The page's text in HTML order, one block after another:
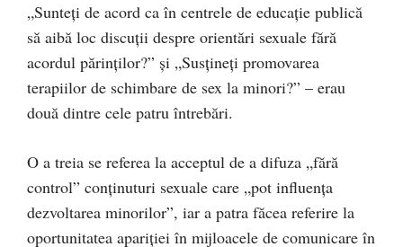
„Sunteţi de acord ca în centrele de educaţie publică
să aibă loc discuţii despre orientări sexuale fără
acordul părinţilor?” şi „Susţineţi promovarea
terapiilor de schimbare de sex la minori?” – erau
două dintre cele patru întrebări.
O a treia se referea la acceptul de a difuza „fără
control” conţinuturi sexuale care „pot influenţa
dezvoltarea minorilor”, iar a patra făcea referire la
oportunitatea apariţiei în mijloacele de comunicare în